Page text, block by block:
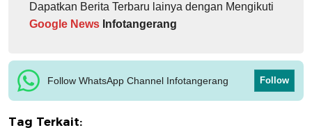
Dapatkan Berita Terbaru lainya dengan Mengikuti
Google News Infotangerang
Follow WhatsApp Channel Infotangerang Follow
Tag Terkait: